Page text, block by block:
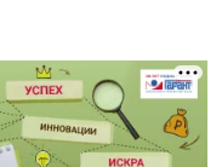
Мой регион ...